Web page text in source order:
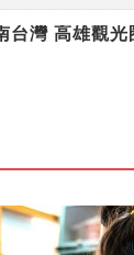
台灣 高雄觀光